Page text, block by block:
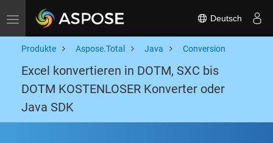
Toggle navigation Deutsch
Produkte Aspose.Total Java Conversion
Excel konvertieren in DOTM, SXC bis
DOTM KOSTENLOSER Konverter oder
Java SDK